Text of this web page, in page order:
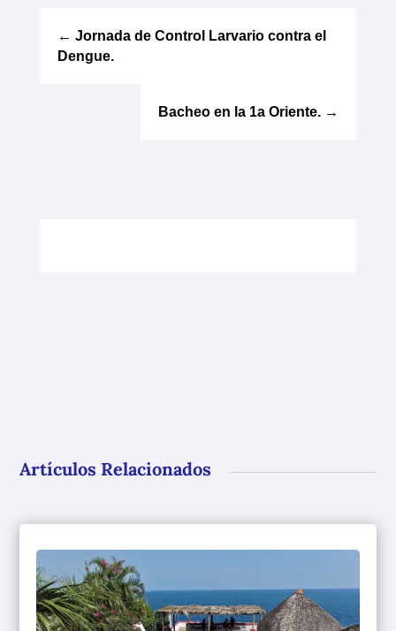
← Jornada de Control Larvario contra el
Dengue.
Bacheo en la 1a Oriente. →
Artículos Relacionados